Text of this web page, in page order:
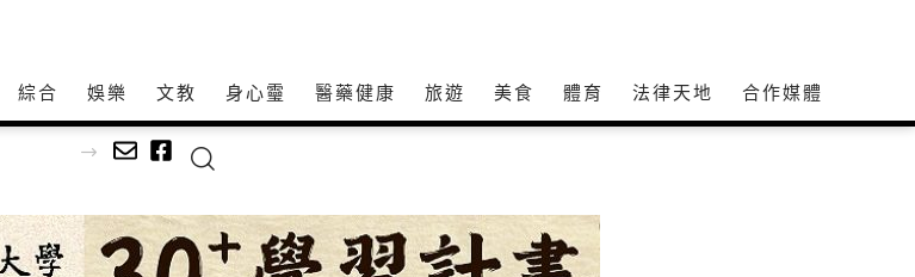
綜合 娛樂 文教 身心𩆜 醫藥健康 旅遊 美食 體育 法律天地 合作媒體